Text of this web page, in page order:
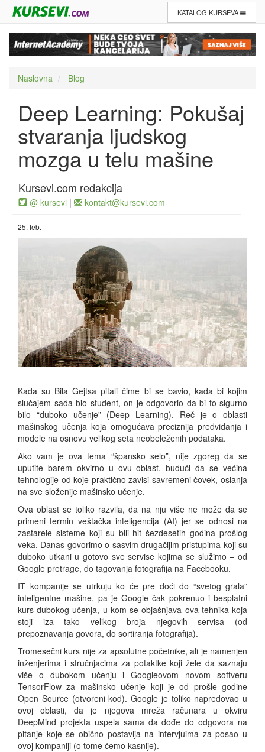
KATALOG KURSEVA
Naslovna Blog
Deep Learning: Pokušaj
stvaranja ljudskog
mozga u telu mašine
Kursevi.com redakcija
@ kursevi | kontakt@kursevi.com
25. feb.
Kada su Bila Gejtsa pitali čime bi se bavio, kada bi kojim
slučajem sada bio student, on je odgovorio da bi to sigurno
bilo “duboko učenje” (Deep Learning). Reč je o oblasti
mašinskog učenja koja omogućava preciznija predviđanja i
modele na osnovu velikog seta neobeleženih podataka.
Ako vam je ova tema “špansko selo”, nije zgoreg da se
uputite barem okvirno u ovu oblast, budući da se većina
tehnologije od koje praktično zavisi savremeni čovek, oslanja
na sve složenije mašinsko učenje.
Ova oblast se toliko razvila, da na nju više ne može da se
primeni termin veštačka inteligencija (AI) jer se odnosi na
zastarele sisteme koji su bili hit šezdesetih godina prošlog
veka. Danas govorimo o sasvim drugačijim pristupima koji su
duboko utkani u gotovo sve servise kojima se služimo – od
Google pretrage, do tagovanja fotografija na Facebooku.
IT kompanije se utrkuju ko će pre doći do “svetog grala”
inteligentne mašine, pa je Google čak pokrenuo i besplatni
kurs dubokog učenja, u kom se objašnjava ova tehnika koja
stoji iza tako velikog broja njegovih servisa (od
prepoznavanja govora, do sortiranja fotografija).
Tromesečni kurs nije za apsolutne početnike, ali je namenjen
inženjerima i stručnjacima za potaktke koji žele da saznaju
više o dubokom učenju i Googleovom novom softveru
TensorFlow za mašinsko učenje koji je od prošle godine
Open Source (otvoreni kod). Google je toliko napredovao u
ovoj oblasti, da je njegova mreža računara u okviru
DeepMind projekta uspela sama da dođe do odgovora na
pitanje koje se obično postavlja na intervjuima za posao u
ovoj kompaniji (o tome ćemo kasnije).